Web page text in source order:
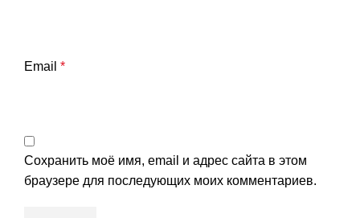
Email *
Сохранить моё имя, email и адрес сайта в этом
браузере для последующих моих комментариев.